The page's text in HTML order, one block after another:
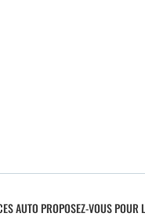
AUTO PROPOSEZ-VOUS